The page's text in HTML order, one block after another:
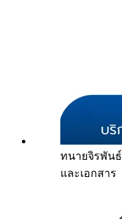
ทนายจิรพันธ์
และเอกสาร